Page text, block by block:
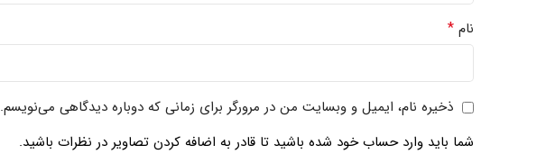
نام *
ذخیره نام، ایمیل و وبسایت من در مرورگر برای زمانی که دوباره دیدگاهی می‌نویسم.
شما باید وارد حساب خود شده باشید تا قادر به اضافه کردن تصاویر در نظرات باشید.